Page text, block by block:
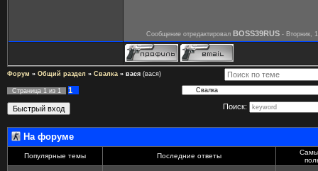
Сообщение отредактировал BOSS39RUS - Вторник,
Форум » Общий раздел » Свалка » вася (вася)
Страница 1 из 1
1
Поиск:
На форуме
Популярные темы Последние ответы